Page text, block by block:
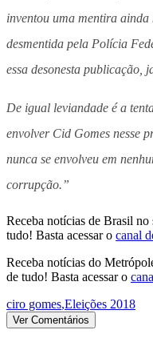
inventou uma mentira
desmentida pela Polícia
essa desonesta publicação,
De igual leviandade é a
envolver Cid Gomes nesse
nunca se envolveu em
corrupção.”
Receba notícias de Brasil
tudo! Basta acessar o canal
Receba notícias do
de tudo! Basta acessar o
ciro gomes,Eleições 2018
Ver Comentários